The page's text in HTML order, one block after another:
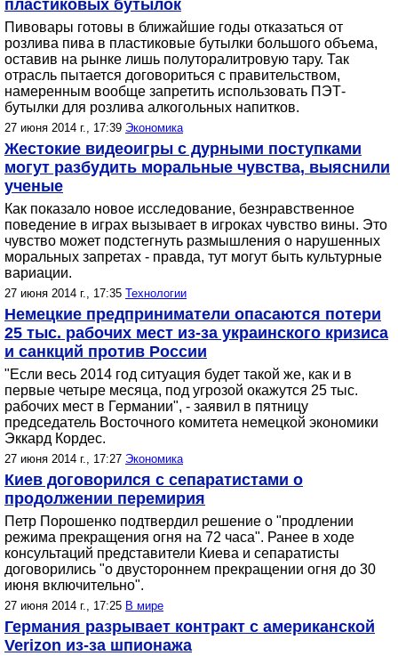
пластиковых бутылок
Пивовары готовы в ближайшие годы отказаться от
розлива пива в пластиковые бутылки большого объема,
оставив на рынке лишь полуторалитровую тару. Так
отрасль пытается договориться с правительством,
намеренным вообще запретить использовать ПЭТ-
бутылки для розлива алкогольных напитков.
27 июня 2014 г., 17:39 Экономика
Жестокие видеоигры с дурными поступками
могут разбудить моральные чувства, выяснили
ученые
Как показало новое исследование, безнравственное
поведение в играх вызывает в игроках чувство вины. Это
чувство может подстегнуть размышления о нарушенных
моральных запретах - правда, тут могут быть культурные
вариации.
27 июня 2014 г., 17:35 Технологии
Немецкие предприниматели опасаются потери
25 тыс. рабочих мест из-за украинского кризиса
и санкций против России
"Если весь 2014 год ситуация будет такой же, как и в
первые четыре месяца, под угрозой окажутся 25 тыс.
рабочих мест в Германии", - заявил в пятницу
председатель Восточного комитета немецкой экономики
Эккард Кордес.
27 июня 2014 г., 17:27 Экономика
Киев договорился с сепаратистами о
продолжении перемирия
Петр Порошенко подтвердил решение о "продлении
режима прекращения огня на 72 часа". Ранее в ходе
консультаций представители Киева и сепаратисты
договорились "о двустороннем прекращении огня до 30
июня включительно".
27 июня 2014 г., 17:25 В мире
Германия разрывает контракт с американской
Verizon из-за шпионажа